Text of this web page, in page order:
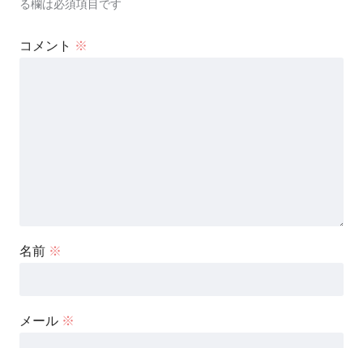
る欄は必須項目です
コメント ※
名前 ※
メール ※